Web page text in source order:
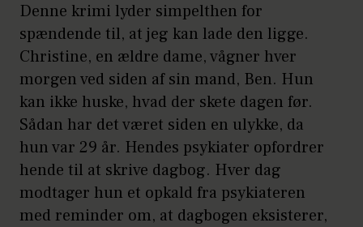
Denne krimi lyder simpelthen for
spændende til, at jeg kan lade den ligge.
Christine, en ældre dame, vågner hver
morgen ved siden af sin mand, Ben. Hun
kan ikke huske, hvad der skete dagen før.
Sådan har det været siden en ulykke, da
hun var 29 år. Hendes psykiater opfordrer
hende til at skrive dagbog. Hver dag
modtager hun et opkald fra psykiateren
med reminder om, at dagbogen eksisterer,